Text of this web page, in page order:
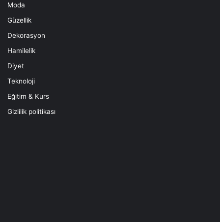
Moda
Güzellik
Dekorasyon
Hamilelik
Diyet
Teknoloji
Eğitim & Kurs
Gizlilik politikası